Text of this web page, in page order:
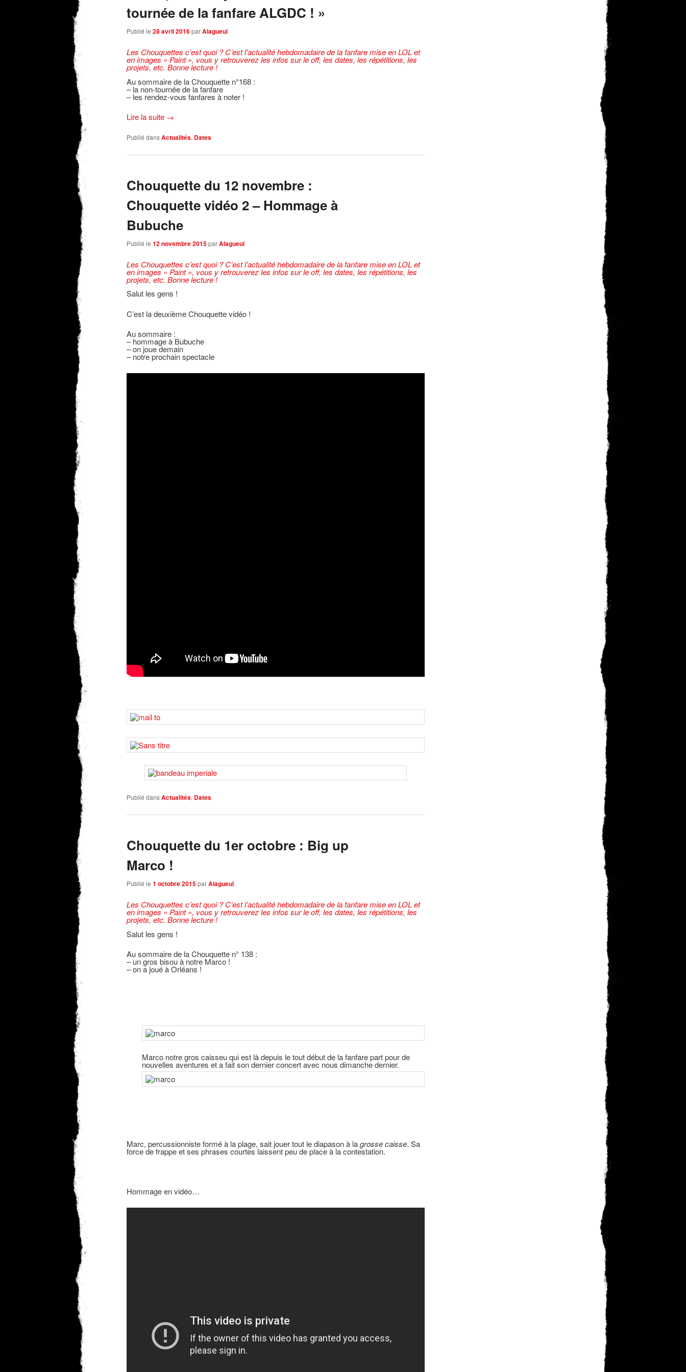
tournée de la fanfare ALGDC ! »
Publié le 28 avril 2016parAlagueul
Les Chouquettes c’est quoi ? C’est l’actualité hebdomadaire de la fanfare mise en LOL et
en images « Paint », vous y retrouverez les infos sur le off, les dates, les répétitions, les
projets, etc. Bonne lecture !
Au sommaire de la Chouquette n°168 :
– la non-tournée de la fanfare
– les rendez-vous fanfares à noter !
Lire la suite →
Publié dansActualités, Dates
Chouquette du 12 novembre :
Chouquette vidéo 2 – Hommage à
Bubuche
Publié le 12 novembre 2015parAlagueul
Les Chouquettes c’est quoi ? C’est l’actualité hebdomadaire de la fanfare mise en LOL et
en images « Paint », vous y retrouverez les infos sur le off, les dates, les répétitions, les
projets, etc. Bonne lecture !
Salut les gens !
C’est la deuxième Chouquette vidéo !
Au sommaire :
– hommage à Bubuche
– on joue demain
– notre prochain spectacle
Publié dansActualités, Dates
Chouquette du 1er octobre : Big up
Marco !
Publié le 1 octobre 2015parAlagueul
Les Chouquettes c’est quoi ? C’est l’actualité hebdomadaire de la fanfare mise en LOL et
en images « Paint », vous y retrouverez les infos sur le off, les dates, les répétitions, les
projets, etc. Bonne lecture !
Salut les gens !
Au sommaire de la Chouquette n° 138 :
– un gros bisou à notre Marco !
– on a joué à Orléans !
Marco notre gros caisseu qui est là depuis le tout début de la fanfare part pour de
nouvelles aventures et a fait son dernier concert avec nous dimanche dernier.
Marc, percussionniste formé à la plage, sait jouer tout le diapason à lagrosse caisse. Sa
force de frappe et ses phrases courtes laissent peu de place à la contestation.
Hommage en vidéo…